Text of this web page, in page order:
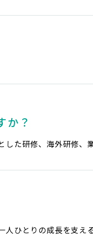
か？
た研修、海外研修、
ひとりの成長を支え